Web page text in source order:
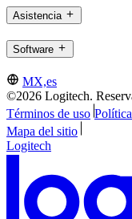
Asistencia
Software
MX,es
©2026 Logitech.
Términos de uso
Mapa del sitio
Logitech